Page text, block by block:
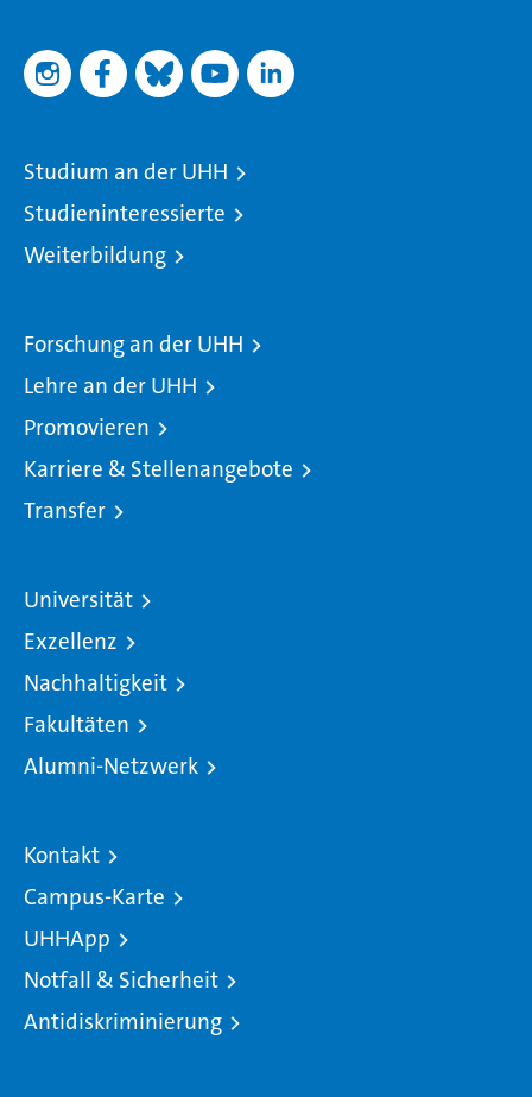
Studium an der UHH
Studieninteressierte
Weiterbildung
Forschung an der UHH
Lehre an der UHH
Promovieren
Karriere & Stellenangebote
Transfer
Universität
Exzellenz
Nachhaltigkeit
Fakultäten
Alumni-Netzwerk
Kontakt
Campus-Karte
UHHApp
Notfall & Sicherheit
Antidiskriminierung